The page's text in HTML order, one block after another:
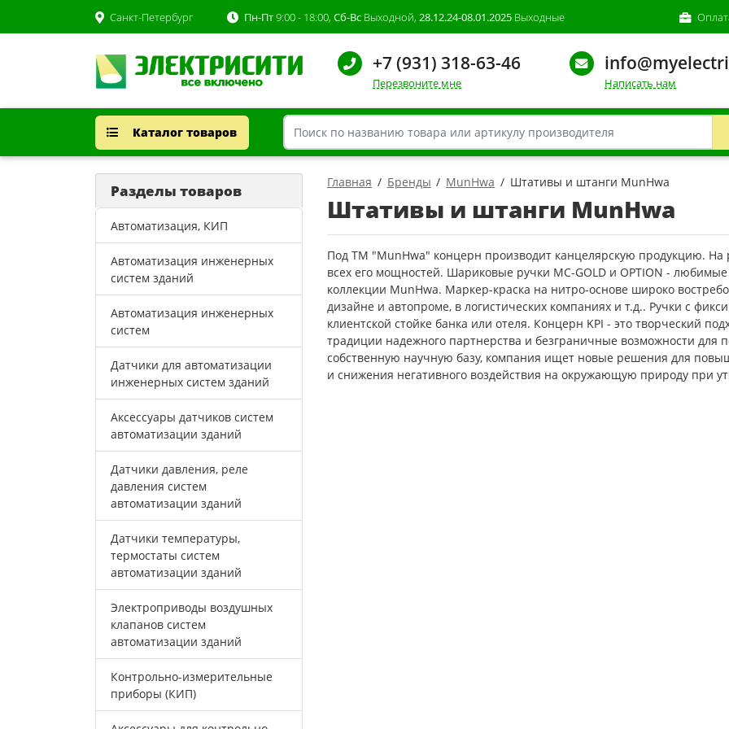
Санкт-Петербург Пн-Пт9:00 - 18:00, Сб-Вс Выходной, 28.12.24-08.01.2025 Выходные
+7 (931) 318-63-46
Перезвоните мне Написать нам
Каталог товаров
Главная Бренды MunHwa Штативы и штанги MunHwa
Штативы и штанги MunHwa
Под ТМ "MunHwa" концерн производит канцелярскую продукцию. На
всех его мощностей. Шариковые ручки MC-GOLD и OPTION -
коллекции MunHwa. Маркер-краска на нитро-основе широко
дизайне и автопроме, в логистических компаниях и т.д.. Ручки с
клиентской стойке банка или отеля. Концерн KPI - это творческий
традиции надежного партнерства и безграничные возможности для
собственную научную базу, компания ищет новые решения для
и снижения негативного воздействия на окружающую природу при
Разделы товаров
Автоматизация, КИП
Автоматизация инженерных
систем зданий
Автоматизация инженерных
систем
Датчики для автоматизации
инженерных систем зданий
Аксессуары датчиков систем
автоматизации зданий
Датчики давления, реле
давления систем
автоматизации зданий
Датчики температуры,
термостаты систем
автоматизации зданий
Электроприводы воздушных
клапанов систем
автоматизации зданий
Контрольно-измерительные
приборы (КИП)